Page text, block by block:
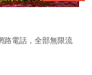
路電話，全部無限流